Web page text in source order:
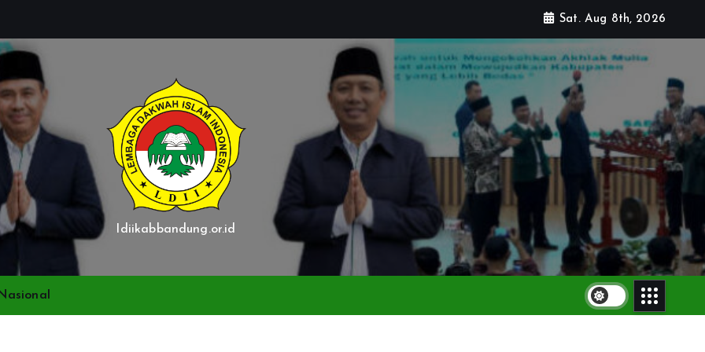
Sat. Aug 8th, 2026
ldiikabbandung.or.id
Nasional